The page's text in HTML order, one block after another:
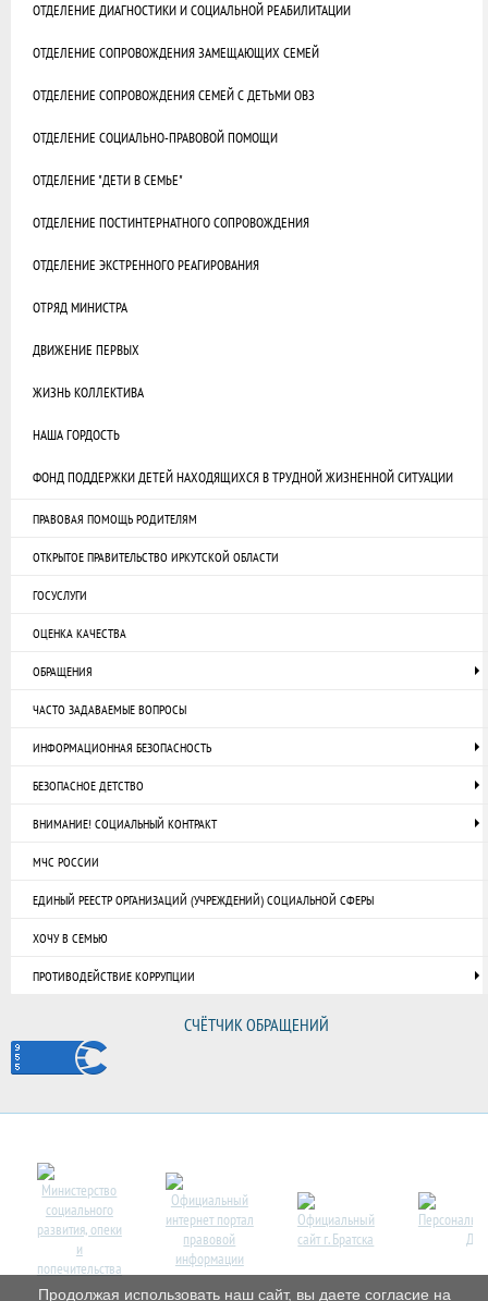
ОТДЕЛЕНИЕ ДИАГНОСТИКИ И СОЦИАЛЬНОЙ РЕАБИЛИТАЦИИ
ОТДЕЛЕНИЕ СОПРОВОЖДЕНИЯ ЗАМЕЩАЮЩИХ СЕМЕЙ
ОТДЕЛЕНИЕ СОПРОВОЖДЕНИЯ СЕМЕЙ С ДЕТЬМИ ОВЗ
ОТДЕЛЕНИЕ СОЦИАЛЬНО-ПРАВОВОЙ ПОМОЩИ
ОТДЕЛЕНИЕ "ДЕТИ В СЕМЬЕ"
ОТДЕЛЕНИЕ ПОСТИНТЕРНАТНОГО СОПРОВОЖДЕНИЯ
ОТДЕЛЕНИЕ ЭКСТРЕННОГО РЕАГИРОВАНИЯ
ОТРЯД МИНИСТРА
ДВИЖЕНИЕ ПЕРВЫХ
ЖИЗНЬ КОЛЛЕКТИВА
НАША ГОРДОСТЬ
ФОНД ПОДДЕРЖКИ ДЕТЕЙ НАХОДЯЩИХСЯ В ТРУДНОЙ ЖИЗНЕННОЙ СИТУАЦИИ
ПРАВОВАЯ ПОМОЩЬ РОДИТЕЛЯМ
ОТКРЫТОЕ ПРАВИТЕЛЬСТВО ИРКУТСКОЙ ОБЛАСТИ
ГОСУСЛУГИ
ОЦЕНКА КАЧЕСТВА
ОБРАЩЕНИЯ
ЧАСТО ЗАДАВАЕМЫЕ ВОПРОСЫ
ИНФОРМАЦИОННАЯ БЕЗОПАСНОСТЬ
БЕЗОПАСНОЕ ДЕТСТВО
ВНИМАНИЕ! СОЦИАЛЬНЫЙ КОНТРАКТ
МЧС РОССИИ
ЕДИНЫЙ РЕЕСТР ОРГАНИЗАЦИЙ (УЧРЕЖДЕНИЙ) СОЦИАЛЬНОЙ СФЕРЫ
ХОЧУ В СЕМЬЮ
ПРОТИВОДЕЙСТВИЕ КОРРУПЦИИ
СЧЁТЧИК ОБРАЩЕНИЙ
Продолжая использовать наш сайт, вы даете согласие на